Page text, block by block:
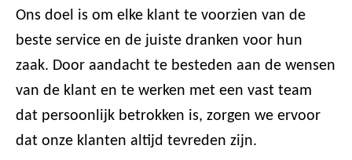
Ons doel is om elke klant te voorzien van de
beste service en de juiste dranken voor hun
zaak. Door aandacht te besteden aan de wensen
van de klant en te werken met een vast team
dat persoonlijk betrokken is, zorgen we ervoor
dat onze klanten altijd tevreden zijn.